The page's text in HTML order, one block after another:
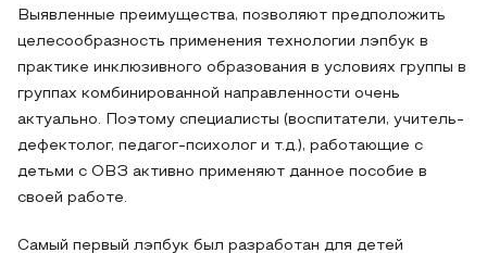
Выявленные преимущества, позволяют предположить
целесообразность применения технологии лэпбук в
практике инклюзивного образования в условиях группы в
группах комбинированной направленности очень
актуально. Поэтому специалисты (воспитатели, учитель-
дефектолог, педагог-психолог и т.д.), работающие с
детьми с ОВЗ активно применяют данное пособие в
своей работе.
Самый первый лэпбук был разработан для детей